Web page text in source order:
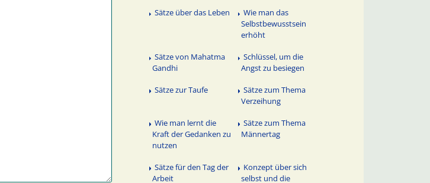
Sätze über das Leben
Wie man das
Selbstbewusstsein
erhöht
Sätze von Mahatma
Gandhi
Schlüssel, um die
Angst zu besiegen
Sätze zur Taufe
Sätze zum Thema
Verzeihung
Wie man lernt die
Kraft der Gedanken zu
nutzen
Sätze zum Thema
Männertag
Sätze für den Tag der
Arbeit
Konzept über sich
selbst und die